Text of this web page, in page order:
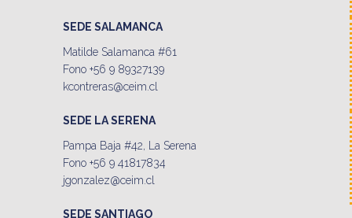
SEDE SALAMANCA
Matilde Salamanca #61
Fono +56 9 89327139
kcontreras@ceim.cl
SEDE LA SERENA
Pampa Baja #42, La Serena
Fono +56 9 41817834
jgonzalez@ceim.cl
SEDE SANTIAGO